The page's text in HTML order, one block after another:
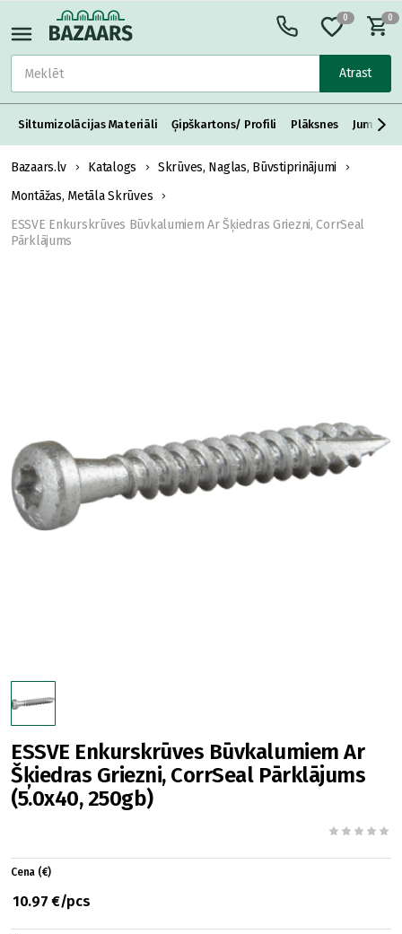
Atrast
0 0
Siltumizolācijas Materiāli Ģipškartons/ Profili Plāksnes Jumta
Bazaars.lv Katalogs
Skrūves, Naglas, Būvstiprinājumi
Montāžas, Metāla Skrūves
ESSVE Enkurskrūves Būvkalumiem Ar Šķiedras Griezni, CorrSeal
Pārklājums
ESSVE Enkurskrūves Būvkalumiem Ar
Šķiedras Griezni, CorrSeal Pārklājums
(5.0x40, 250gb)
Cena (€)
10.97 €/pcs